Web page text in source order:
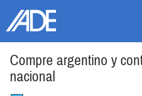
Compre argentino y
nacional